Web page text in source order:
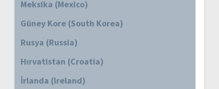
Meksika (Mexico)
Güney Kore (South Korea)
Rusya (Russia)
Hırvatistan (Croatia)
İrlanda (Ireland)